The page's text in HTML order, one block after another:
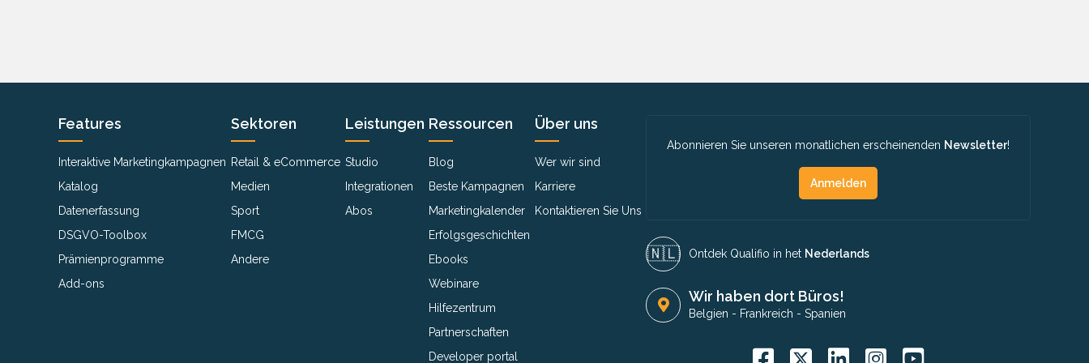
Features
Interaktive Marketingkampagnen
Katalog
Datenerfassung
DSGVO-Toolbox
Prämienprogramme
Add-ons
Sektoren
Retail & eCommerce
Medien
Sport
FMCG
Andere
Leistungen
Studio
Integrationen
Abos
Ressourcen
Blog
Beste Kampagnen
Marketingkalender
Erfolgsgeschichten
Ebooks
Webinare
Hilfezentrum
Partnerschaften
Developer portal
Über uns
Wer wir sind
Karriere
Kontaktieren Sie Uns
Abonnieren Sie unseren monatlichen erscheinenden Newsletter!
Anmelden
🇳🇱​ Ontdek Qualifio in het Nederlands
Wir haben dort Büros!
Belgien - Frankreich - Spanien